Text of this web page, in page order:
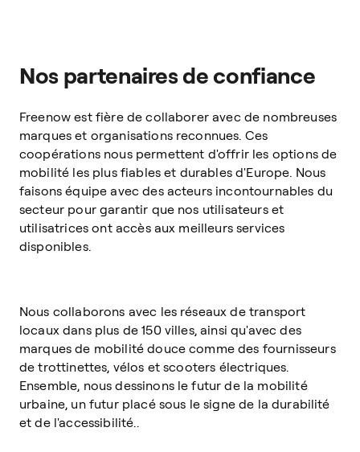
Nos partenaires de confiance
Freenow est fière de collaborer avec de nombreuses
marques et organisations reconnues. Ces
coopérations nous permettent d'offrir les options de
mobilité les plus fiables et durables d'Europe. Nous
faisons équipe avec des acteurs incontournables du
secteur pour garantir que nos utilisateurs et
utilisatrices ont accès aux meilleurs services
disponibles.
Nous collaborons avec les réseaux de transport
locaux dans plus de 150 villes, ainsi qu'avec des
marques de mobilité douce comme des fournisseurs
de trottinettes, vélos et scooters électriques.
Ensemble, nous dessinons le futur de la mobilité
urbaine, un futur placé sous le signe de la durabilité
et de l'accessibilité..